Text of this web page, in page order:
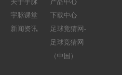
宇脉课堂
下载中心
新闻资讯
足球竞猜网-
足球竞猜网
（中国）